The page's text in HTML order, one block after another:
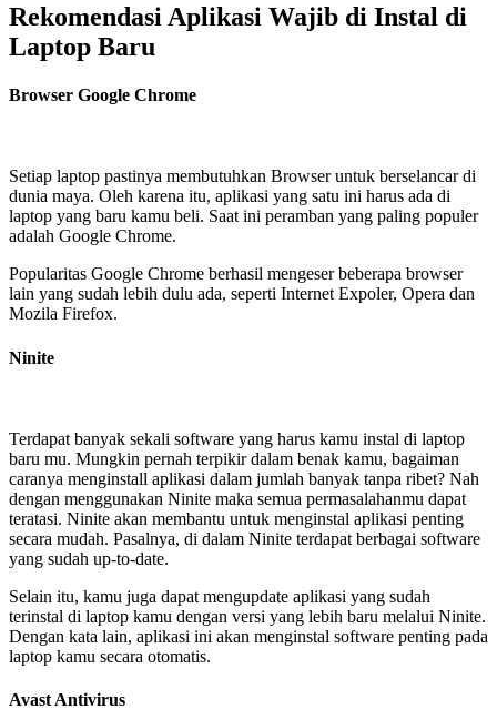
Rekomendasi Aplikasi Wajib di Instal di
Laptop Baru
Browser Google Chrome
Setiap laptop pastinya membutuhkan Browser untuk berselancar di
dunia maya. Oleh karena itu, aplikasi yang satu ini harus ada di
laptop yang baru kamu beli. Saat ini peramban yang paling populer
adalah Google Chrome.
Popularitas Google Chrome berhasil mengeser beberapa browser
lain yang sudah lebih dulu ada, seperti Internet Expoler, Opera dan
Mozila Firefox.
Ninite
Terdapat banyak sekali software yang harus kamu instal di laptop
baru mu. Mungkin pernah terpikir dalam benak kamu, bagaiman
caranya menginstall aplikasi dalam jumlah banyak tanpa ribet? Nah
dengan menggunakan Ninite maka semua permasalahanmu dapat
teratasi. Ninite akan membantu untuk menginstal aplikasi penting
secara mudah. Pasalnya, di dalam Ninite terdapat berbagai software
yang sudah up-to-date.
Selain itu, kamu juga dapat mengupdate aplikasi yang sudah
terinstal di laptop kamu dengan versi yang lebih baru melalui Ninite.
Dengan kata lain, aplikasi ini akan menginstal software penting pada
laptop kamu secara otomatis.
Avast Antivirus